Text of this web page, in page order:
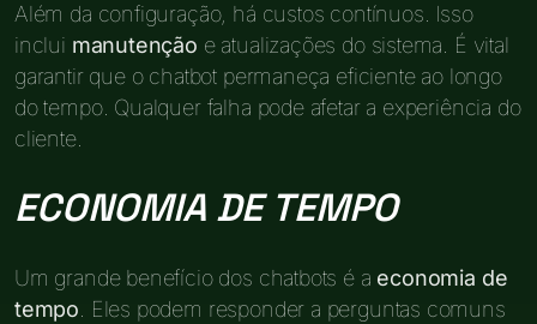
Além da configuração, há custos contínuos. Isso
inclui manutenção e atualizações do sistema. É vital
garantir que o chatbot permaneça eficiente ao longo
do tempo. Qualquer falha pode afetar a experiência do
cliente.
ECONOMIA DE TEMPO
Um grande benefício dos chatbots é a economia de
tempo . Eles podem responder a perguntas comuns